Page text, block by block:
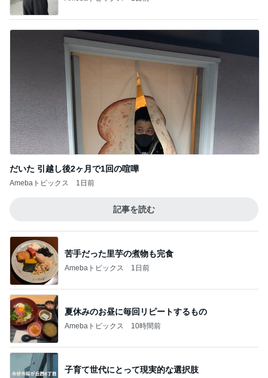
苦手だった里芋の煮物も完食
Amebaトピックス
夏休みのお昼に毎回リピートするもの
Amebaトピックス 10時間前
子育て世代にとって現実的な選択肢
Amebaトピックス 10時間前
3日以内出荷のポテトチップス
Amebaトピックス 1日前